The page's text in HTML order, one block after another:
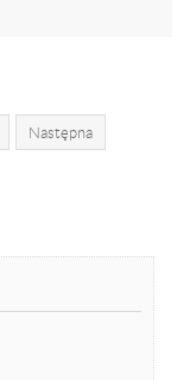
Następna